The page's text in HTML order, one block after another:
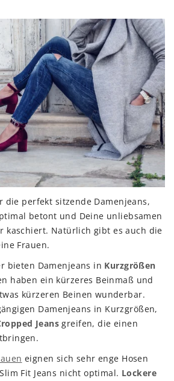
die perfekt sitzende Damenjeans,
betont und Deine unliebsamen
kaschiert. Natürlich gibt es auch die
Frauen.
bieten Damenjeans in Kurzgrößen
haben ein kürzeres Beinmaß und
kürzeren Beinen wunderbar.
Damenjeans in Kurzgrößen,
Jeans greifen, die einen
eignen sich sehr enge Hosen
Fit Jeans nicht optimal. Lockere